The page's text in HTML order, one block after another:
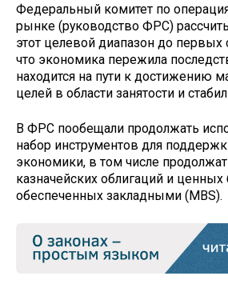
Федеральный комитет по
рынке (руководство ФРС)
этот целевой диапазон до первых
что экономика пережила
находится на пути к достижению
целей в области занятости и
В ФРС пообещали продолжать
набор инструментов для
экономики, в том числе
казначейских облигаций и ценных
обеспеченных закладными (MBS).